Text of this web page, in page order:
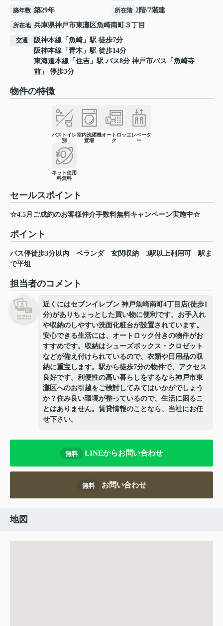
築年数 築29年 所在階 2階/7階建
所在地 兵庫県神戸市東灘区魚崎南町 ３丁目
交通 阪神本線 「 魚崎 」駅 徒歩7分
阪神本線 「 青木 」駅 徒歩14分
東海道本線 「 住吉 」駅 バス8分 神戸市バス「魚崎寺
前」 停歩3分
物件の特徴
バストイレ
別
室内洗濯機
置場
オートロッ
ク
エレベータ
ー
ネット使用
料無料
セールスポイント
☆4.5月ご成約のお客様仲介手数料無料キャンペーン実施中☆
ポイント
バス停徒歩3分以内 ベランダ 玄関収納 3駅以上利用可
駅ま
で平坦
担当者のコメント
近くにはセブンイレブン 神戸魚崎南町4丁目店(徒歩1
分)がありちょっとした買い物に便利です。お手入れ
や収納のしやすい洗面化粧台が設置されています。
安心できる生活には、オートロック付きの物件がお
すすめです。収納はシューズボックス・クロゼット
などが備え付けられているので、衣類や日用品の収
納に重宝します。駅から徒歩7分の物件で、アクセス
良好です。利便性の高い暮らしをするなら神戸市東
灘区へのお引越をご検討してみてはいかがでしょう
か？住み良い環境が整っているので、生活に困るこ
とはありません。賃貸情報のことなら、当社にお任
せ下さい。
無料 LINEからお問い合わせ
無料 お問い合わせ
地図